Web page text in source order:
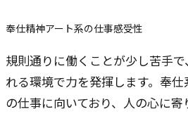
奉仕精神アート系の仕事感受性
規則通りに働くことが少し苦手
れる環境で力を発揮します。奉
の仕事に向いており、人の心に